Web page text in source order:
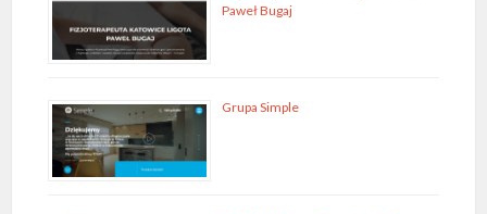
Paweł Bugaj
Grupa Simple